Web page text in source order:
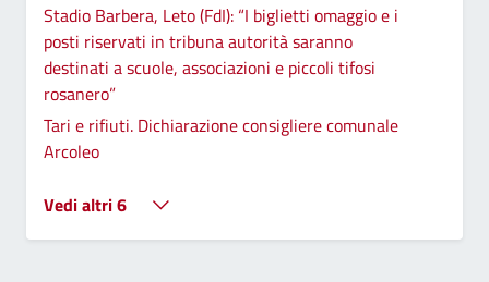
Stadio Barbera, Leto (FdI): “I biglietti omaggio e i
posti riservati in tribuna autorità saranno
destinati a scuole, associazioni e piccoli tifosi
rosanero”
Tari e rifiuti. Dichiarazione consigliere comunale
Arcoleo
Vedi altri 6